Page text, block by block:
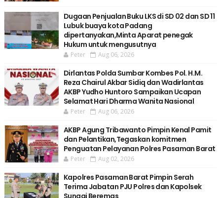
Dugaan Penjualan Buku LKS di SD 02 dan SD 11
Lubuk buaya kota Padang
dipertanyakan,Minta Aparat penegak
Hukum untuk mengusutnya
Peter Aug 06, 2026
Dirlantas Polda Sumbar Kombes Pol. H.M.
Reza Chairul Akbar Sidiq dan Wadirlantas
AKBP Yudho Huntoro Sampaikan Ucapan
Selamat Hari Dharma Wanita Nasional
Peter Aug 06, 2026
AKBP Agung Tribawanto Pimpin Kenal Pamit
dan Pelantikan,Tegaskan komitmen
Penguatan Pelayanan Polres Pasaman Barat
Peter Aug 02, 2026
Kapolres Pasaman Barat Pimpin Serah
Terima Jabatan PJU Polres dan Kapolsek
Sungai Beremas